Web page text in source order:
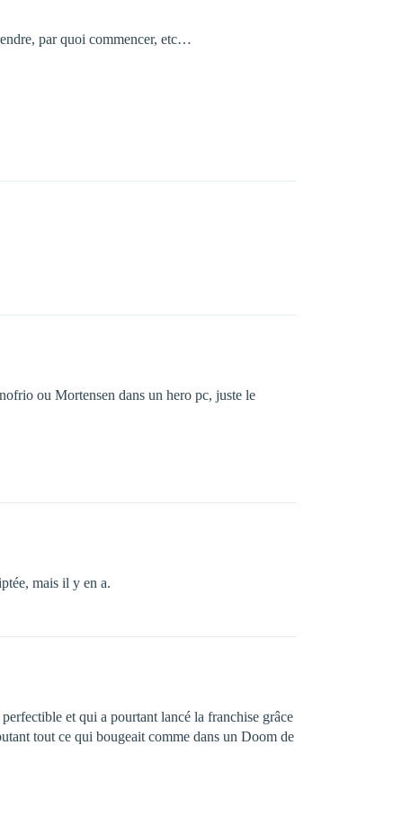
par quoi commencer, etc…
ou Mortensen dans un hero pc, juste le
mais il y en a.
et qui a pourtant lancé la franchise grâce
tout ce qui bougeait comme dans un Doom de